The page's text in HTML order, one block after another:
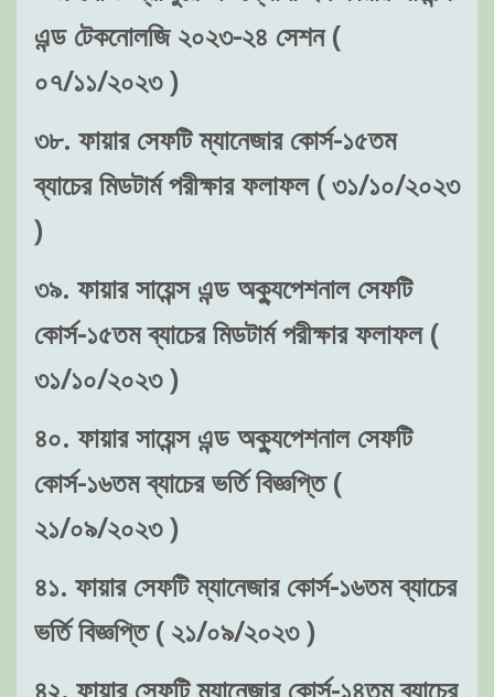
এন্ড টেকনোলজি ২০২৩-২৪ সেশন (
০৭/১১/২০২৩ )
৩৮. ফায়ার সেফটি ম্যানেজার কোর্স-১৫তম
ব্যাচের মিডটার্ম পরীক্ষার ফলাফল ( ৩১/১০/২০২৩
)
৩৯. ফায়ার সায়েন্স এন্ড অক্যুপেশনাল সেফটি
কোর্স-১৫তম ব্যাচের মিডটার্ম পরীক্ষার ফলাফল (
৩১/১০/২০২৩ )
৪০. ফায়ার সায়েন্স এন্ড অক্যুপেশনাল সেফটি
কোর্স-১৬তম ব্যাচের ভর্তি বিজ্ঞপ্তি (
২১/০৯/২০২৩ )
৪১. ফায়ার সেফটি ম্যানেজার কোর্স-১৬তম ব্যাচের
ভর্তি বিজ্ঞপ্তি ( ২১/০৯/২০২৩ )
৪২. ফায়ার সেফটি ম্যানেজার কোর্স-১৪তম ব্যাচের